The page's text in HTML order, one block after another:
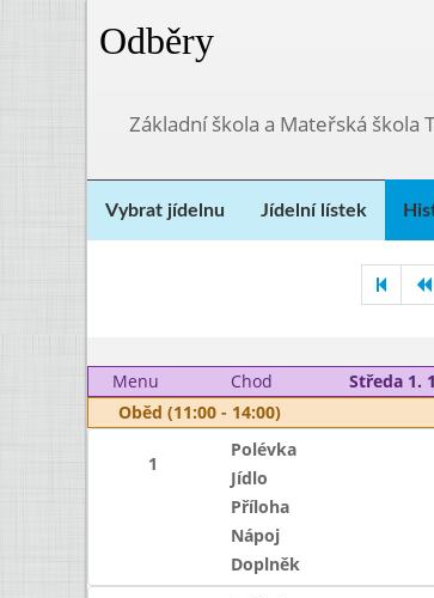
Odběry
Základní škola a Mateřská škola
Vybrat jídelnu Jídelní lístek
Menu
Chod Středa 1.
Oběd (11:00 - 14:00)
1
Polévka
Jídlo
Příloha
Nápoj
Doplněk